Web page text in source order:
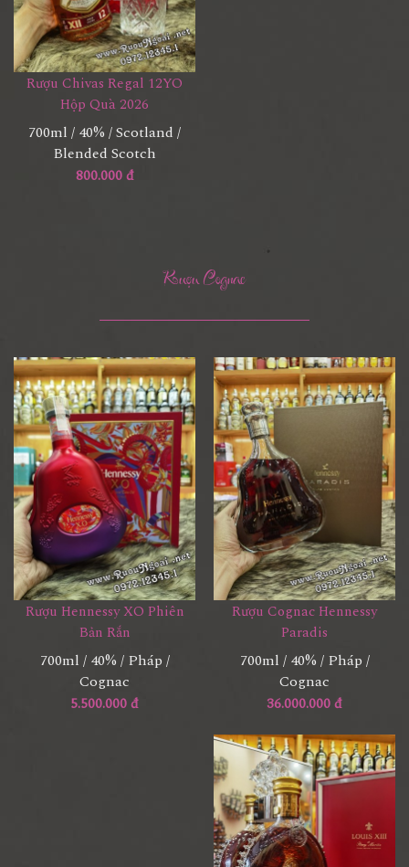
Rượu Chivas Regal 12YO
Hộp Quà 2026
700ml / 40% / Scotland /
Blended Scotch
800.000 đ
Rượu Cognac
Rượu Hennessy XO Phiên
Bản Rắn
700ml / 40% / Pháp /
Cognac
5.500.000 đ
Rượu Cognac Hennessy
Paradis
700ml / 40% / Pháp /
Cognac
36.000.000 đ